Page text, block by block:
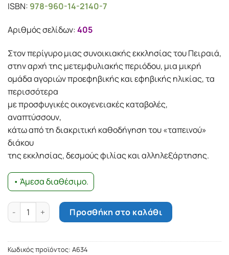
ISBN: 978-960-14-2140-7
Αριθμός σελίδων:405
Στον περίγυρο μιας συνοικιακής εκκλησίας του Πειραιά,
στην αρχή της μετεμφυλιακής περιόδου, μια μικρή
ομάδα αγοριών προεφηβικής και εφηβικής ηλικίας, τα
περισσότερα
με προσφυγικές οικογενειακές καταβολές,
αναπτύσσουν,
κάτω από τη διακριτική καθοδήγηση του «ταπεινού»
διάκου
της εκκλησίας, δεσμούς φιλίας και αλληλεξάρτησης.
• Άμεσα διαθέσιμο.
Τα δώδεκα επαγγέλματα ποσότητα
Προσθήκη στο καλάθι
Κωδικός προϊόντος: Α634